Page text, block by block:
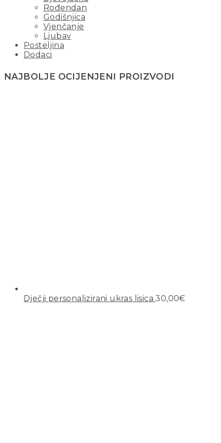
Rođendan
Godišnjica
Vjenčanje
Ljubav
Posteljina
Dodaci
NAJBOLJE OCIJENJENI PROIZVODI
Dječji personalizirani ukras lisica 30,00€